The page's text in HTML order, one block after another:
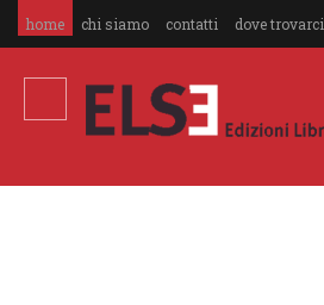
home chi siamo contatti dove trovarci